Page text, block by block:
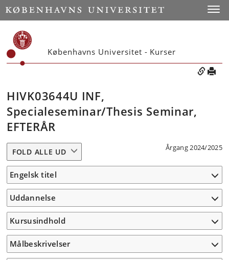
Københavns Universitet - Kurser
HIVK03644U INF,
Specialeseminar/Thesis Seminar,
EFTERÅR
Årgang 2024/2025
FOLD ALLE UD
Engelsk titel
Uddannelse
Kursusindhold
Målbeskrivelser